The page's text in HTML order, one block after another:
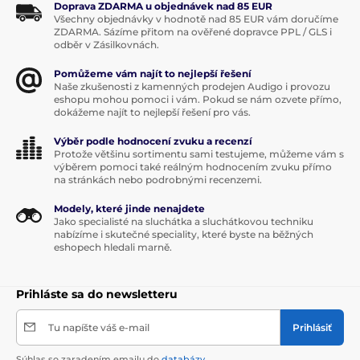
Dizajn, ovládanie a
Niimbus US 5 PROje vybavený rôznymi typmi
výstupov, vrátane 1× nesymetrického linkového
výstupu (RCA) a 1× symetrického linkového výstupu
Doprava ZDARMA u objednávek nad 85 EUR
Všechny objednávky v hodnotě nad 85 EUR vám doručíme
ZDARMA. Sázíme přitom na ověřené dopravce PPL / GLS i
odběr v Zásilkovnách.
Pomůžeme vám najít to nejlepší řešení
Naše zkušenosti z kamenných prodejen Audigo i provozu
eshopu mohou pomoci i vám. Pokud se nám ozvete přímo,
dokážeme najít to nejlepší řešení pro vás.
Výběr podle hodnocení zvuku a recenzí
Protože většinu sortimentu sami testujeme, můžeme vám s
výběrem pomoci také reálným hodnocením zvuku přímo
na stránkách nebo podrobnými recenzemi.
Modely, které jinde nenajdete
Jako specialisté na sluchátka a sluchátkovou techniku
nabízíme i skutečné speciality, které byste na běžných
eshopech hledali marně.
Prihláste sa do newsletteru
Tu napíšte váš e-mail Prihlásiť